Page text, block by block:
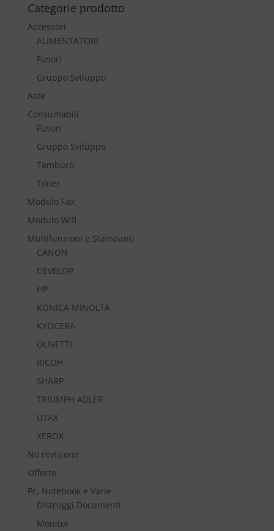
Categorie prodotto
Accessori
ALIMENTATORI
Fusori
Gruppo Sviluppo
Aste
Consumabili
Fusori
Gruppo Sviluppo
Tamburo
Toner
Modulo Fax
Modulo Wifi
Multifunzioni e Stampanti
CANON
DEVELOP
HP
KONICA MINOLTA
KYOCERA
OLIVETTI
RICOH
SHARP
TRIUMPH ADLER
UTAX
XEROX
No revisione
Offerte
Pc, Notebook e Varie
Distruggi Documenti
Monitor